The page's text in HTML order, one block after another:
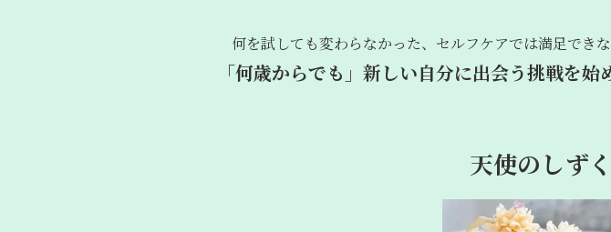
何を試しても変わらなかった、セルフケアでは満足でき
「何歳からでも」新しい自分に出会う挑戦を始
天使のしず